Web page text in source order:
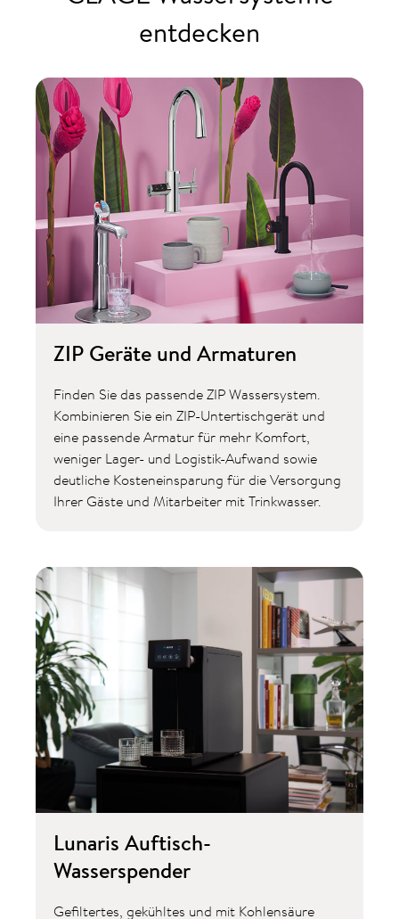
entdecken
ZIP Geräte und Armaturen
Finden Sie das passende ZIP Wassersystem.
Kombinieren Sie ein ZIP-Untertischgerät und
eine passende Armatur für mehr Komfort,
weniger Lager- und Logistik-Aufwand sowie
deutliche Kosteneinsparung für die Versorgung
Ihrer Gäste und Mitarbeiter mit Trinkwasser.
Lunaris Auftisch-
Wasserspender
Gefiltertes, gekühltes und mit Kohlensäure